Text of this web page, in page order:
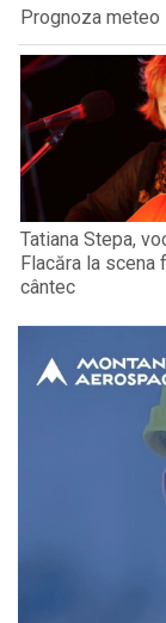
Prognoza meteo
Tatiana Stepa,
Flacăra la scena
cântec